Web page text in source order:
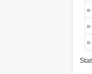
=
=
=